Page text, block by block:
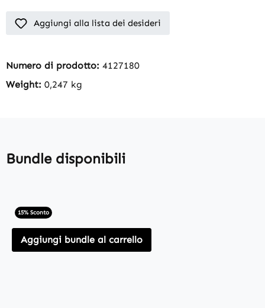
Aggiungi alla lista dei desideri
Numero di prodotto: 4127180
Weight: 0,247 kg
Bundle disponibili
15% Sconto
Aggiungi bundle al carrello